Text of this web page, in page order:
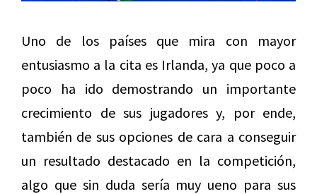
Uno de los países que mira con mayor
entusiasmo a la cita es Irlanda, ya que poco a
poco ha ido demostrando un importante
crecimiento de sus jugadores y, por ende,
también de sus opciones de cara a conseguir
un resultado destacado en la competición,
algo que sin duda sería muy ueno para sus